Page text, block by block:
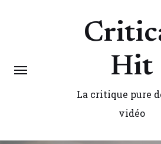
Hit
La critique pure
vidéo